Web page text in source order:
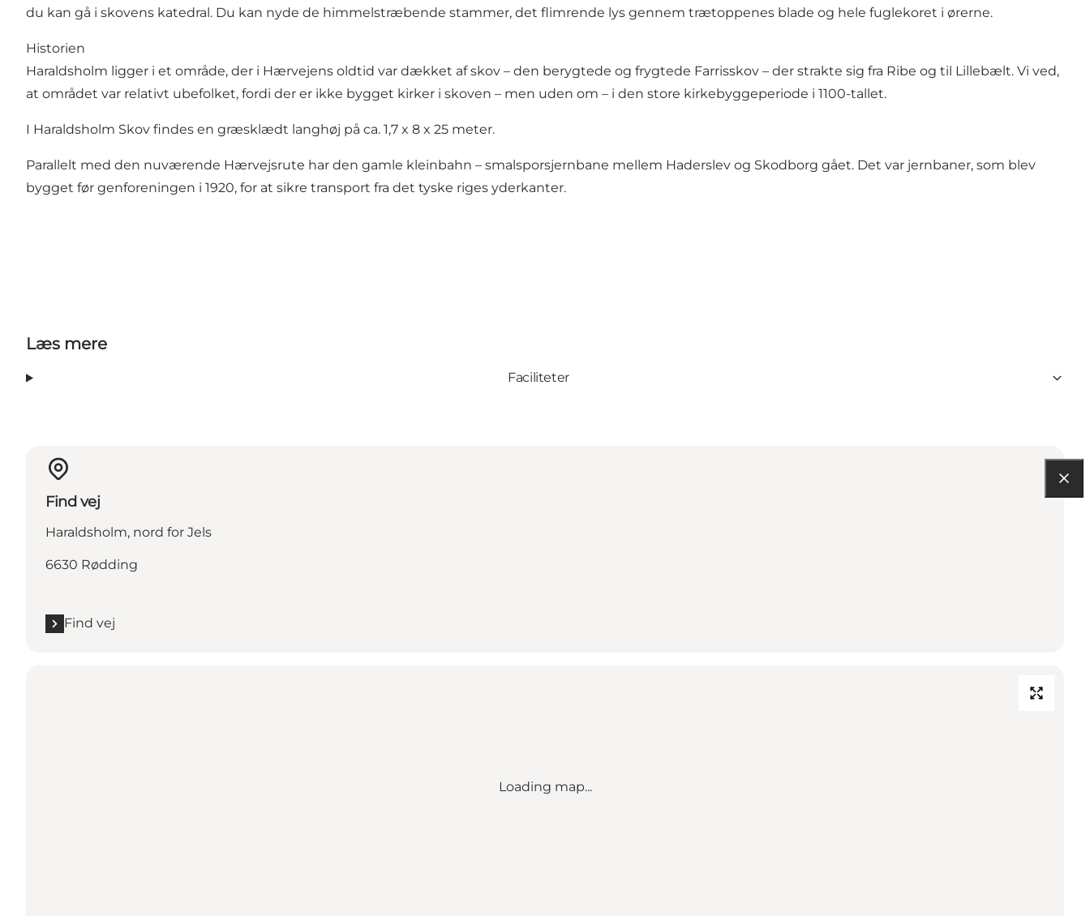
du kan gå i skovens katedral. Du kan nyde de himmelstræbende stammer, det flimrende lys gennem trætoppenes blade og hele fuglekoret i ørerne.
Historien
Haraldsholm ligger i et område, der i Hærvejens oldtid var dækket af skov – den berygtede og frygtede Farrisskov – der strakte sig fra Ribe og til Lillebælt. Vi ved,
at området var relativt ubefolket, fordi der er ikke bygget kirker i skoven – men uden om – i den store kirkebyggeperiode i 1100-tallet.
I Haraldsholm Skov findes en græsklædt langhøj på ca. 1,7 x 8 x 25 meter.
Parallelt med den nuværende Hærvejsrute har den gamle kleinbahn – smalsporsjernbane mellem Haderslev og Skodborg gået. Det var jernbaner, som blev
bygget før genforeningen i 1920, for at sikre transport fra det tyske riges yderkanter.
Læs mere
Faciliteter
Find vej
Haraldsholm, nord for Jels
6630 Rødding
Find vej
Loading map...